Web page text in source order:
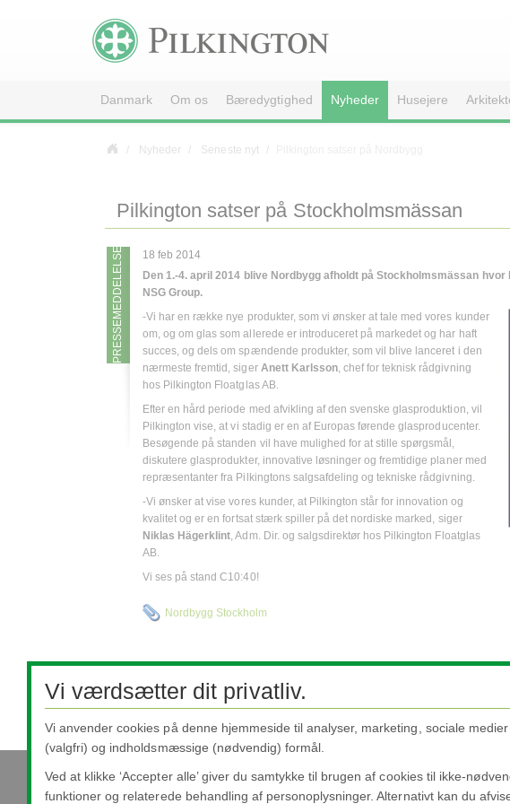
Danmark Om os Bæredygtighed Nyheder Husejere
Nyheder Seneste nyt
Pilkington satser på Stockholmsmässan
PRESSEMEDDELELSE
18 feb 2014
Den 1.-4. april 2014 blive Nordbygg afholdt på Stockholmsmässan
NSG Group.
-Vi har en række nye produkter, som vi ønsker at tale med vores kunder
om, og om glas som allerede er introduceret på markedet og har haft
succes, og dels om spændende produkter, som vil blive lanceret i den
nærmeste fremtid, siger Anett Karlsson, chef for teknisk rådgivning
hos Pilkington Floatglas AB.
Efter en hård periode med afvikling af den svenske glasproduktion, vil
Pilkington vise, at vi stadig er en af Europas førende glasproducenter.
Besøgende på standen vil have mulighed for at stille spørgsmål,
diskutere glasprodukter, innovative løsninger og fremtidige planer med
repræsentanter fra Pilkingtons salgsafdeling og tekniske rådgivning.
-Vi ønsker at vise vores kunder, at Pilkington står for innovation og
kvalitet og er en fortsat stærk spiller på det nordiske marked, siger
Niklas Hägerklint, Adm. Dir. og salgsdirektør hos Pilkington Floatglas
AB.
Vi ses på stand C10:40!
Nordbygg Stockholm
Vi værdsætter dit privatliv.
Vi anvender cookies på denne hjemmeside til analyser, marketing, sociale medier
(valgfri) og indholdsmæssige (nødvendig) formål.
Ved at klikke ‘Accepter alle’ giver du samtykke til brugen af cookies til ikke-
funktioner og relaterede behandling af personoplysninger. Alternativt kan du